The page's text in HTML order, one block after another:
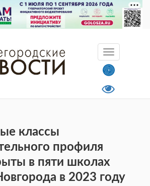
классы
профиля
в пяти школах
в 2023 году